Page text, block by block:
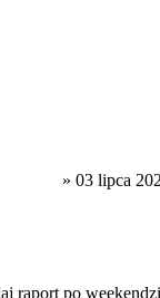
» 03 lipca
raport po